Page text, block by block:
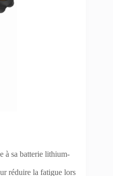
à sa batterie lithium-
réduire la fatigue lors